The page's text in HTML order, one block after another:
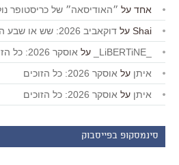
אחד על ״האודיסאה״ של כריסטופר
Shai על דוקאביב 2026: שש או שבע המלצות
על אוסקר 2026: כל הזוכים
איתן על אוסקר 2026: כל הזוכים
איתן על אוסקר 2026: כל הזוכים
סינמסקופ בפייסבוק